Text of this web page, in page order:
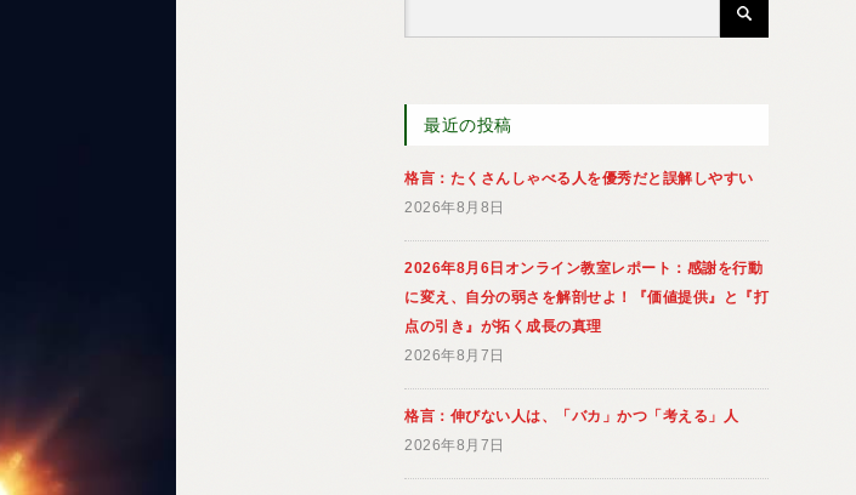
最近の投稿
格言：たくさんしゃべる人を優秀だと誤解しやすい
2026年8月8日
2026年8月6日オンライン教室レポート：感謝を行動
に変え、自分の弱さを解剖せよ！『価値提供』と『打
点の引き』が拓く成長の真理
2026年8月7日
格言：伸びない人は、「バカ」かつ「考える」人
2026年8月7日